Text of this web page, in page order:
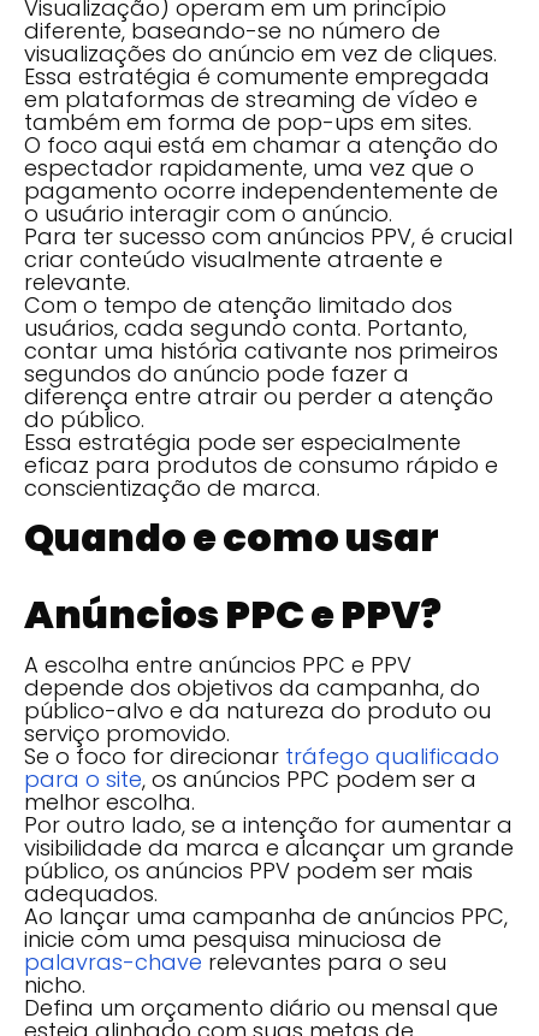
Visualização) operam em um princípio
diferente, baseando-se no número de
visualizações do anúncio em vez de cliques.
Essa estratégia é comumente empregada
em plataformas de streaming de vídeo e
também em forma de pop-ups em sites.
O foco aqui está em chamar a atenção do
espectador rapidamente, uma vez que o
pagamento ocorre independentemente de
o usuário interagir com o anúncio.
Para ter sucesso com anúncios PPV, é crucial
criar conteúdo visualmente atraente e
relevante.
Com o tempo de atenção limitado dos
usuários, cada segundo conta. Portanto,
contar uma história cativante nos primeiros
segundos do anúncio pode fazer a
diferença entre atrair ou perder a atenção
do público.
Essa estratégia pode ser especialmente
eficaz para produtos de consumo rápido e
conscientização de marca.
Quando e como usar
Anúncios PPC e PPV?
A escolha entre anúncios PPC e PPV
depende dos objetivos da campanha, do
público-alvo e da natureza do produto ou
serviço promovido.
Se o foco for direcionar tráfego qualificado
para o site, os anúncios PPC podem ser a
melhor escolha.
Por outro lado, se a intenção for aumentar a
visibilidade da marca e alcançar um grande
público, os anúncios PPV podem ser mais
adequados.
Ao lançar uma campanha de anúncios PPC,
inicie com uma pesquisa minuciosa de
palavras-chave relevantes para o seu
nicho.
Defina um orçamento diário ou mensal que
esteja alinhado com suas metas de